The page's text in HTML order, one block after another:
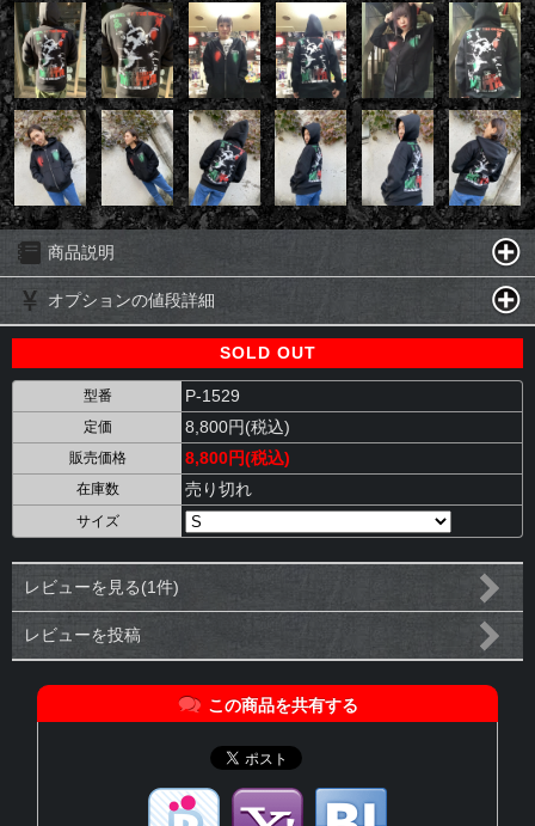
商品説明
オプションの値段詳細
SOLD OUT
型番 P-1529
定価 8,800円(税込)
販売価格 8,800円(税込)
在庫数 売り切れ
サイズ
レビューを見る(1件)
レビューを投稿
この商品を共有する